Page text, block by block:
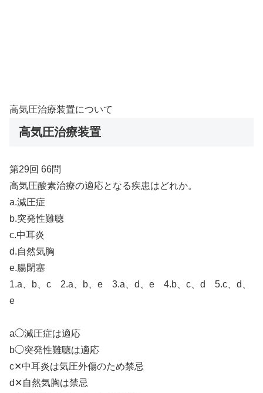
高気圧治療装置について
高気圧治療装置
第29回 66問
高気圧酸素治療の適応となる疾患はどれか。
a.減圧症
b.突発性難聴
c.中耳炎
d.自然気胸
e.腸閉塞
1.a、b、c 2.a、b、e 3.a、d、e 4.b、c、d 5.c、d、
e
a◯減圧症は適応
b◯突発性難聴は適応
c✕中耳炎は気圧外傷のため禁忌
d✕自然気胸は禁忌